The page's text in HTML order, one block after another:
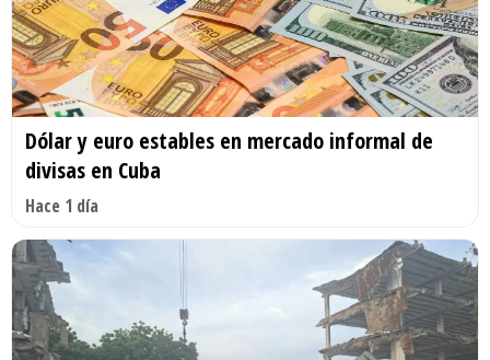
Dólar y euro estables en mercado informal de
divisas en Cuba
Hace 1 día